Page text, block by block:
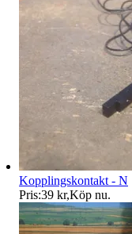
Kopplingskontakt - N
Pris:39 kr,Köp nu.